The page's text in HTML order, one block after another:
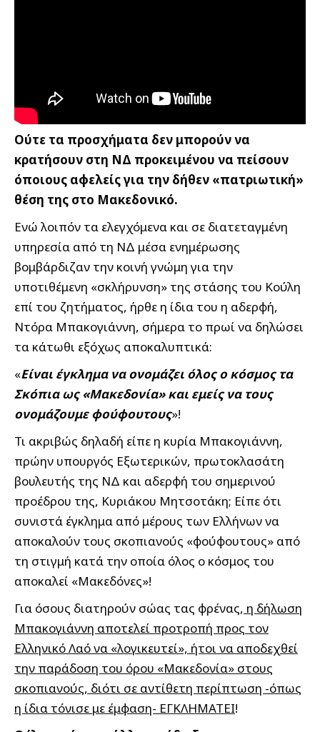
Ούτε τα προσχήματα δεν μπορούν να
κρατήσουν στη ΝΔ προκειμένου να πείσουν
όποιους αφελείς για την δήθεν «πατριωτική»
θέση της στο Μακεδονικό.
Ενώ λοιπόν τα ελεγχόμενα και σε διατεταγμένη
υπηρεσία από τη ΝΔ μέσα ενημέρωσης
βομβάρδιζαν την κοινή γνώμη για την
υποτιθέμενη «σκλήρυνση» της στάσης του Κούλη
επί του ζητήματος, ήρθε η ίδια του η αδερφή,
Ντόρα Μπακογιάννη, σήμερα το πρωί να δηλώσει
τα κάτωθι εξόχως αποκαλυπτικά:
«Είναι έγκλημα να ονομάζει όλος ο κόσμος τα
Σκόπια ως «Μακεδονία» και εμείς να τους
ονομάζουμε φούφουτους»!
Τι ακριβώς δηλαδή είπε η κυρία Μπακογιάννη,
πρώην υπουργός Εξωτερικών, πρωτοκλασάτη
βουλευτής της ΝΔ και αδερφή του σημερινού
προέδρου της, Κυριάκου Μητσοτάκη; Είπε ότι
συνιστά έγκλημα από μέρους των Ελλήνων να
αποκαλούν τους σκοπιανούς «φούφουτους» από
τη στιγμή κατά την οποία όλος ο κόσμος του
αποκαλεί «Μακεδόνες»!
Για όσους διατηρούν σώας τας φρένας, η δήλωση
Μπακογιάννη αποτελεί προτροπή προς τον
Ελληνικό Λαό να «λογικευτεί», ήτοι να αποδεχθεί
την παράδοση του όρου «Μακεδονία» στους
σκοπιανούς, διότι σε αντίθετη περίπτωση -όπως
η ίδια τόνισε με έμφαση- ΕΓΚΛΗΜΑΤΕΙ!